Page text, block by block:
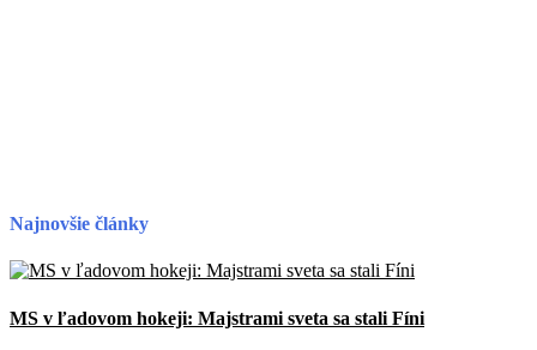
Najnovšie články
MS v ľadovom hokeji: Majstrami sveta sa stali Fíni